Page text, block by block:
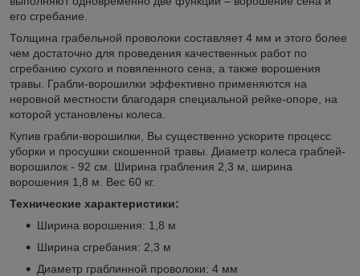
его сгребание.
Толщина грабельной проволоки составляет 4 мм и этого более
чем достаточно для проведения качественных работ по
сгребанию сухого и повяленного сена, а также ворошения
травы. Грабли-ворошилки эффективно применяются на
неровной местности благодаря специальной рейке-опоре, на
которой установлены колеса.
Купив грабли-ворошилки, Вы существенно ускорите процесс
уборки и просушки скошенной травы. Диаметр колеса граблей-
ворошилок - 92 см. Ширина грабления 2,3 м, ширина
ворошения 1,8 м. Вес 60 кг.
Технические характеристики:
Ширина ворошения: 1,8 м
Ширина сгребания: 2,3 м
Диаметр граблинной проволоки: 4 мм